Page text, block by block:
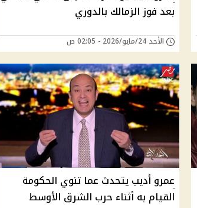
بعد فوز الزمالك بالدوري
الأحد 24/مايو/2026 - 02:05 ص
عمرو أديب يتحدث عما تنوي الحكومة
القيام به أثناء حرب الشرق الأوسط